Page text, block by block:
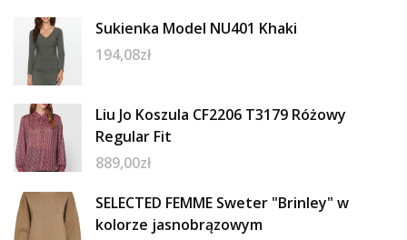
Sukienka Model NU401 Khaki
194,08zł
Liu Jo Koszula CF2206 T3179 Różowy
Regular Fit
889,00zł
SELECTED FEMME Sweter "Brinley" w
kolorze jasnobrązowym